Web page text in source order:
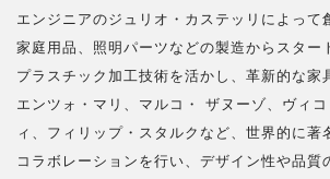
エンジニアのジュリオ・カステッリによって
家庭用品、照明パーツなどの製造からスター
プラスチック加工技術を活かし、革新的な家
エンツォ・マリ、マルコ・ ザヌーゾ、ヴィ
ィ、フィリップ・スタルクなど、世界的に著
コラボレーションを行い、デザイン性や品質